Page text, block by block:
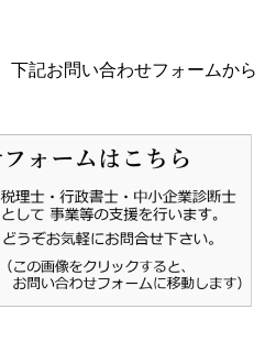
下記お問い合わせフォームから